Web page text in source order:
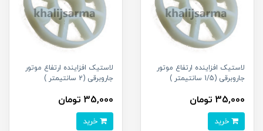
لاستیک افزاینده ارتفاع موتور
جاروبرقی (1/5 سانتیمتر )
35,000 تومان
لاستیک افزاینده ارتفاع موتور
جاروبرقی (2 سانتیمتر )
35,000 تومان